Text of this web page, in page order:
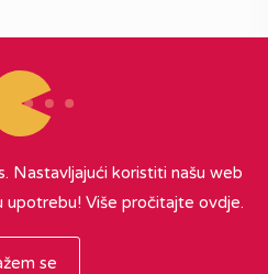
Nastavljajući koristiti našu web
upotrebu! Više pročitajte ovdje.
se